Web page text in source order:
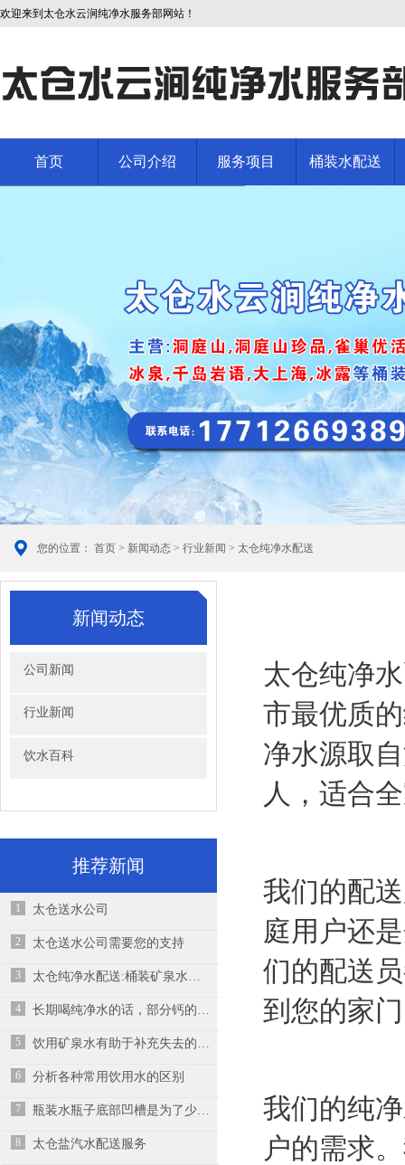
欢迎来到太仓水云涧纯净水服务部网站！
首页 公司介绍 服务项目 桶装水配送
您的位置： 首页 > 新闻动态 > 行业新闻 > 太仓纯净水配送
新闻动态
公司新闻
行业新闻
饮水百科
推荐新闻
1 太仓送水公司
2 太仓送水公司需要您的支持
3 太仓纯净水配送:桶装矿泉水出现青苔的原因,消费者要特别注意以下几点
4 长期喝纯净水的话，部分钙的来源可能没有了
5 饮用矿泉水有助于补充失去的物质，并可平衡体内电解质
6 分析各种常用饮用水的区别
7 瓶装水瓶子底部凹槽是为了少装水吗？你想错了
8 太仓盐汽水配送服务
太仓纯净
市最优质
净水源取
人，适合
我们的配
庭用户还
们的配送
到您的家
我们的纯
户的需求